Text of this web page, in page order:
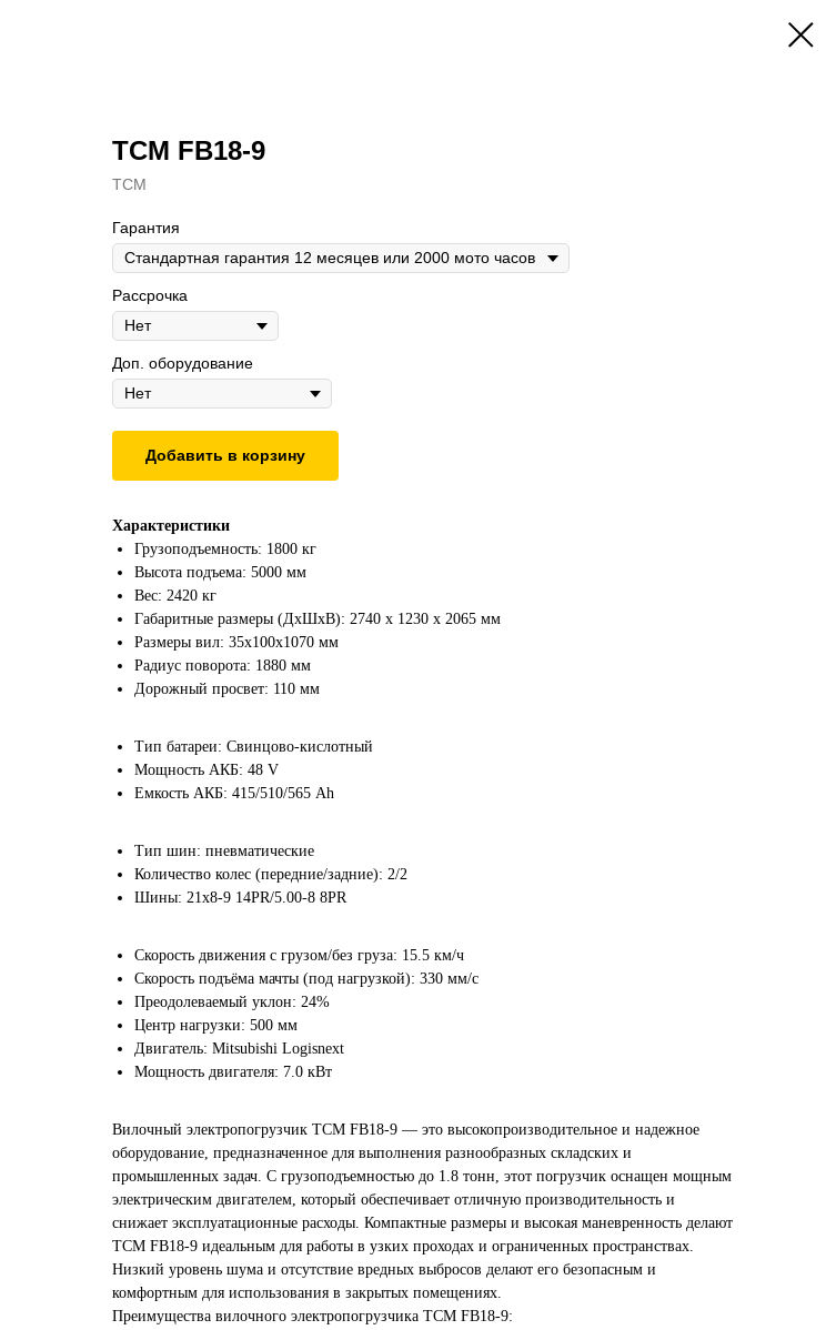
TCM FB18-9
ТСМ
Гарантия
Рассрочка
Доп. оборудование
Добавить в корзину
Характеристики
Грузоподъемность: 1800 кг
Высота подъема: 5000 мм
Вес: 2420 кг
Габаритные размеры (ДхШхВ): 2740 x 1230 x 2065 мм
Размеры вил: 35x100x1070 мм
Радиус поворота: 1880 мм
Дорожный просвет: 110 мм
Тип батареи: Свинцово-кислотный
Мощность АКБ: 48 V
Емкость АКБ: 415/510/565 Ah
Тип шин: пневматические
Количество колес (передние/задние): 2/2
Шины: 21x8-9 14PR/5.00-8 8PR
Скорость движения с грузом/без груза: 15.5 км/ч
Скорость подъёма мачты (под нагрузкой): 330 мм/с
Преодолеваемый уклон: 24%
Центр нагрузки: 500 мм
Двигатель: Mitsubishi Logisnext
Мощность двигателя: 7.0 кВт
Вилочный электропогрузчик TCM FB18-9 — это высокопроизводительное и надежное
оборудование, предназначенное для выполнения разнообразных складских и
промышленных задач. С грузоподъемностью до 1.8 тонн, этот погрузчик оснащен мощным
электрическим двигателем, который обеспечивает отличную производительность и
снижает эксплуатационные расходы. Компактные размеры и высокая маневренность делают
TCM FB18-9 идеальным для работы в узких проходах и ограниченных пространствах.
Низкий уровень шума и отсутствие вредных выбросов делают его безопасным и
комфортным для использования в закрытых помещениях.
Преимущества вилочного электропогрузчика TCM FB18-9:
сейчас
на 90 дней!
Чтобы закрепить за
"Хочу!"
00
часы
00
минуты
на обработку моих персональных данных и
принимаю условия соглашения
Хочу!
закрыть
Сделано в